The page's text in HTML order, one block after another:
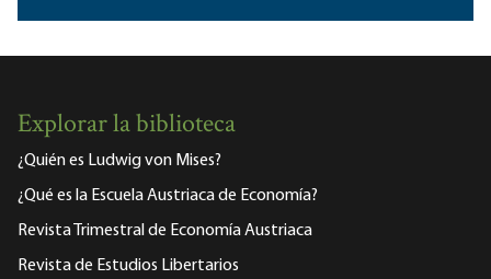
Explorar la biblioteca
¿Quién es Ludwig von Mises?
¿Qué es la Escuela Austriaca de Economía?
Revista Trimestral de Economía Austriaca
Revista de Estudios Libertarios